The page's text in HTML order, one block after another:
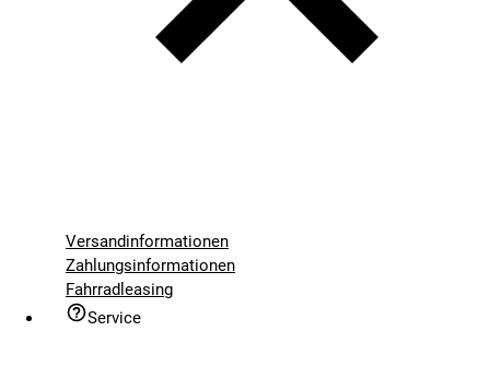
Versandinformationen
Zahlungsinformationen
Fahrradleasing
Service